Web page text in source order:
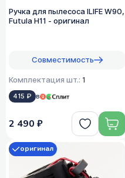
Ручка для пылесоса ILIFE W90,
Futula H11 - оригинал
Совместимость
Комплектация шт.: 1
415 ₽ в
2 490 ₽
оригинал